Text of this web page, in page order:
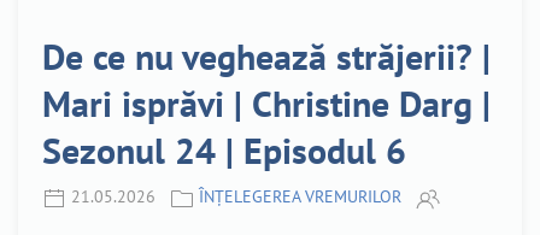
De ce nu veghează străjerii? |
Mari isprăvi | Christine Darg |
Sezonul 24 | Episodul 6
21.05.2026 ÎNȚELEGEREA VREMURILOR